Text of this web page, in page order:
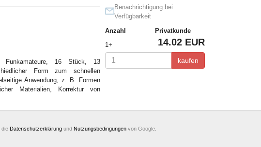
16 Stück, 13
Form zum schnellen
Anwendung, z. B. Formen
Materialien, Korrektur von
Benachrichtigung bei
Verfügbarkeit
Anzahl
Privatkunde
1+
14.02 EUR
kaufen
die Datenschutzerklärung und Nutzungsbedingungen von Google.